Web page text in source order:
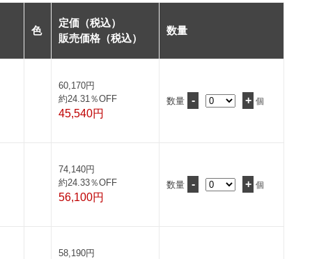
色
定価（税込）
販売価格（税込）
数量
60,170円
約24.31％OFF
45,540円
数量 - + 個
74,140円
約24.33％OFF
56,100円
数量 - + 個
58,190円